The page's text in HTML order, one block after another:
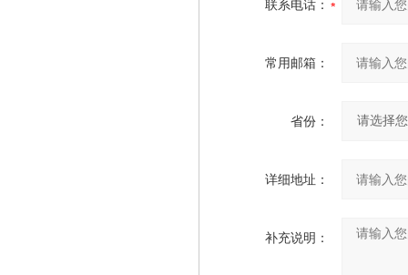
联系电话：
常用邮箱：
省份：
详细地址：
补充说明：